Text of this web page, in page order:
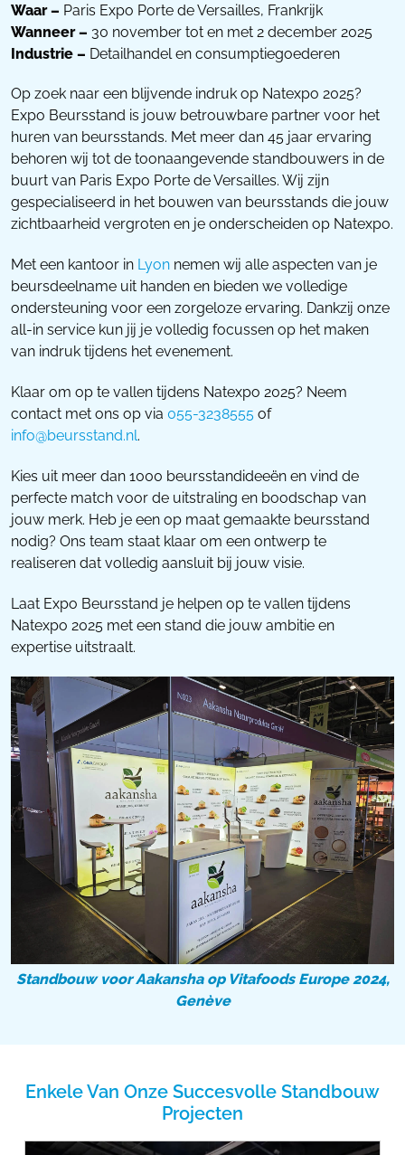
Waar – Paris Expo Porte de Versailles, Frankrijk
Wanneer – 30 november tot en met 2 december 2025
Industrie – Detailhandel en consumptiegoederen
Op zoek naar een blijvende indruk op Natexpo 2025?
Expo Beursstand is jouw betrouwbare partner voor het
huren van beursstands. Met meer dan 45 jaar ervaring
behoren wij tot de toonaangevende standbouwers in de
buurt van Paris Expo Porte de Versailles. Wij zijn
gespecialiseerd in het bouwen van beursstands die jouw
zichtbaarheid vergroten en je onderscheiden op Natexpo.
Met een kantoor in Lyon nemen wij alle aspecten van je
beursdeelname uit handen en bieden we volledige
ondersteuning voor een zorgeloze ervaring. Dankzij onze
all-in service kun jij je volledig focussen op het maken
van indruk tijdens het evenement.
Klaar om op te vallen tijdens Natexpo 2025? Neem
contact met ons op via 055-3238555 of
info@beursstand.nl.
Kies uit meer dan 1000 beursstandideeën en vind de
perfecte match voor de uitstraling en boodschap van
jouw merk. Heb je een op maat gemaakte beursstand
nodig? Ons team staat klaar om een ontwerp te
realiseren dat volledig aansluit bij jouw visie.
Laat Expo Beursstand je helpen op te vallen tijdens
Natexpo 2025 met een stand die jouw ambitie en
expertise uitstraalt.
Standbouw voor Aakansha op Vitafoods Europe 2024,
Genève
Enkele Van Onze Succesvolle Standbouw
Projecten